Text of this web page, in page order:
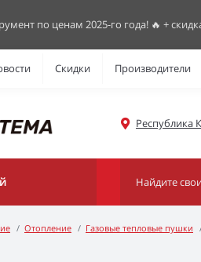
по ценам 2025-го года! 🔥 +
Скидки Производители
Республика
Отопление Газовые тепловые пушки